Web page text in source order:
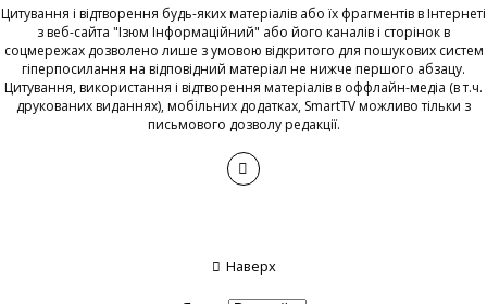
Цитування і відтворення будь-яких матеріалів або їх фрагментів в Інтернеті
з веб-сайта "Ізюм Інформаційний" або його каналів і сторінок в
соцмережах дозволено лише з умовою відкритого для пошукових систем
гіперпосилання на відповідний матеріал не нижче першого абзацу.
Цитування, використання і відтворення матеріалів в оффлайн-медіа (в т.ч.
друкованих виданнях), мобільних додатках, SmartTV можливо тільки з
письмового дозволу редакції.
Наверх